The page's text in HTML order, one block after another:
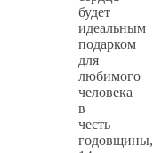
будет
идеальным
подарком
для
любимого
человека
в
честь
годовщины,